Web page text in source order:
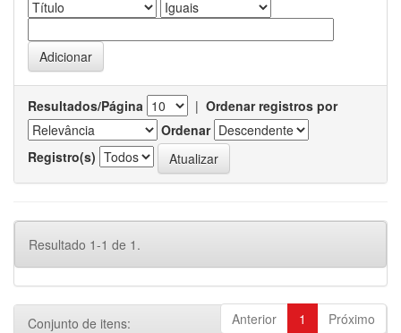
Resultados/Página | Ordenar registros por
Ordenar
Registro(s)
Resultado 1-1 de 1.
Anterior 1 Próximo
Conjunto de itens: